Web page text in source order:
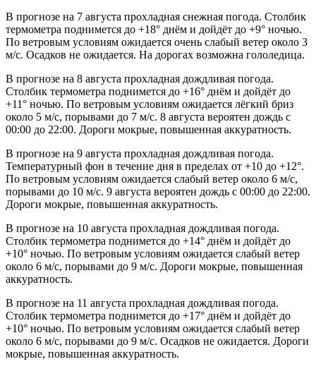
В прогнозе на 7 августа прохладная снежная погода. Столбик
термометра поднимется до +18° днём и дойдёт до +9° ночью.
По ветровым условиям ожидается очень слабый ветер около 3
м/с. Осадков не ожидается. На дорогах возможна гололедица.
В прогнозе на 8 августа прохладная дождливая погода.
Столбик термометра поднимется до +16° днём и дойдёт до
+11° ночью. По ветровым условиям ожидается лёгкий бриз
около 5 м/с, порывами до 7 м/с. 8 августа вероятен дождь с
00:00 до 22:00. Дороги мокрые, повышенная аккуратность.
В прогнозе на 9 августа прохладная дождливая погода.
Температурный фон в течение дня в пределах от +10 до +12°.
По ветровым условиям ожидается слабый ветер около 6 м/с,
порывами до 10 м/с. 9 августа вероятен дождь с 00:00 до 22:00.
Дороги мокрые, повышенная аккуратность.
В прогнозе на 10 августа прохладная дождливая погода.
Столбик термометра поднимется до +14° днём и дойдёт до
+10° ночью. По ветровым условиям ожидается слабый ветер
около 6 м/с, порывами до 9 м/с. Дороги мокрые, повышенная
аккуратность.
В прогнозе на 11 августа прохладная дождливая погода.
Столбик термометра поднимется до +17° днём и дойдёт до
+10° ночью. По ветровым условиям ожидается слабый ветер
около 6 м/с, порывами до 9 м/с. Осадков не ожидается. Дороги
мокрые, повышенная аккуратность.